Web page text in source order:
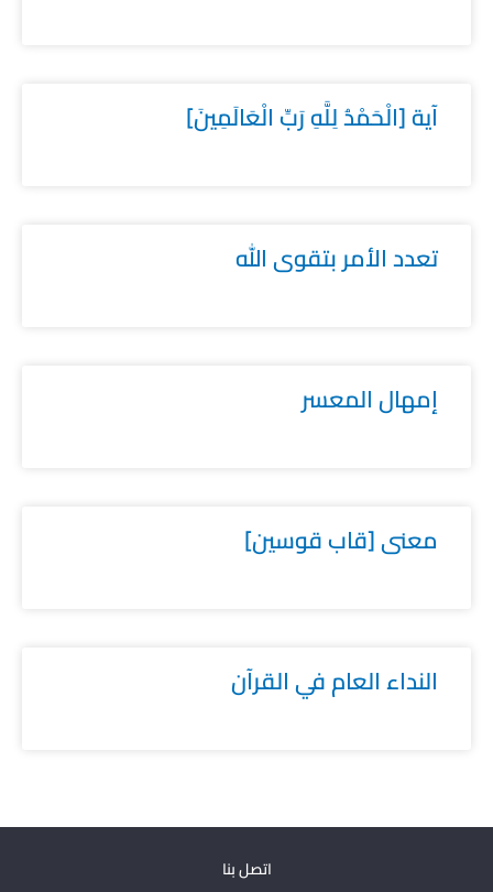
آية [الْحَمْدُ لِلَّهِ رَبِّ الْعَالَمِينَ]
تعدد الأمر بتقوى الله
إمهال المعسر
معنى [قاب قوسين]
النداء العام في القرآن
اتصل بنا